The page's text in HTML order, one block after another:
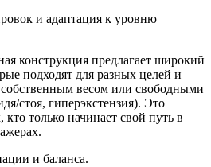
и адаптация к уровню
конструкция предлагает широкий
подходят для разных целей и
весом или свободными
стоя, гиперэкстензия). Это
кто только начинает свой путь в
и баланса.